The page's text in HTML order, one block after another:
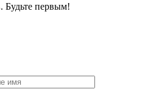
Будьте первым!